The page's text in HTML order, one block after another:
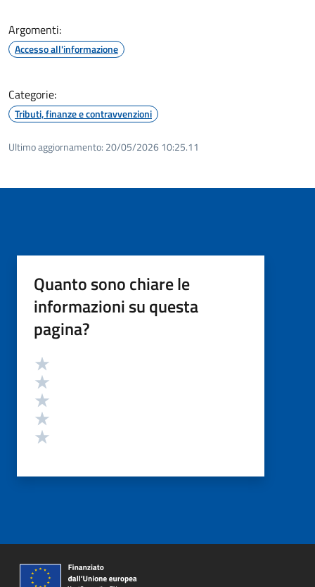
Argomenti:
Accesso all'informazione
Categorie:
Tributi, finanze e contravvenzioni
Ultimo aggiornamento: 20/05/2026 10:25.11
Quanto sono chiare le
informazioni su questa
pagina?
Valutazione